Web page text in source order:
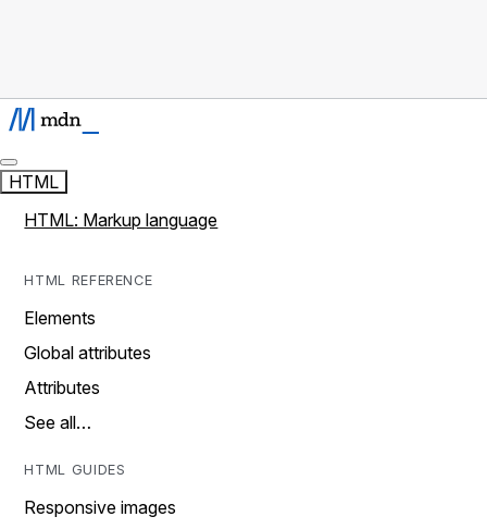
HTML
HTML: Markup language
HTML REFERENCE
Elements
Global attributes
Attributes
See all…
HTML GUIDES
Responsive images